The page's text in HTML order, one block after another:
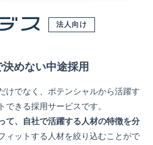
法人向け
めない中途採用
けでなく、ポテンシャルから活躍す
できる採用サービスです。
て、自社で活躍する人材の特徴を分
ィットする人材を絞り込むことがで